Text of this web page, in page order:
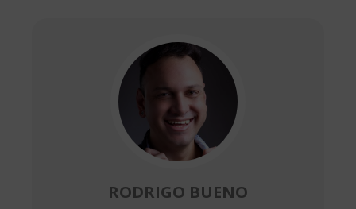
RODRIGO BUENO